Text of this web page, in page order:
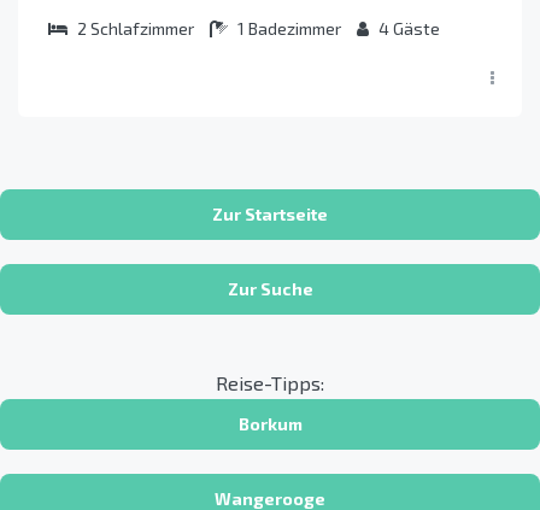
2 Schlafzimmer 1 Badezimmer 4Gäste
Zur Startseite
Zur Suche
Reise-Tipps:
Borkum
Wangerooge